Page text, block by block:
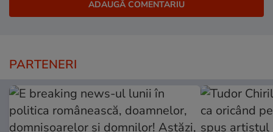
PARTENERI